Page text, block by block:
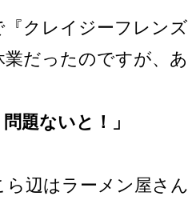
『クレイジーフレン
だったのですが、
題ないと！」
ら辺はラーメン屋さ